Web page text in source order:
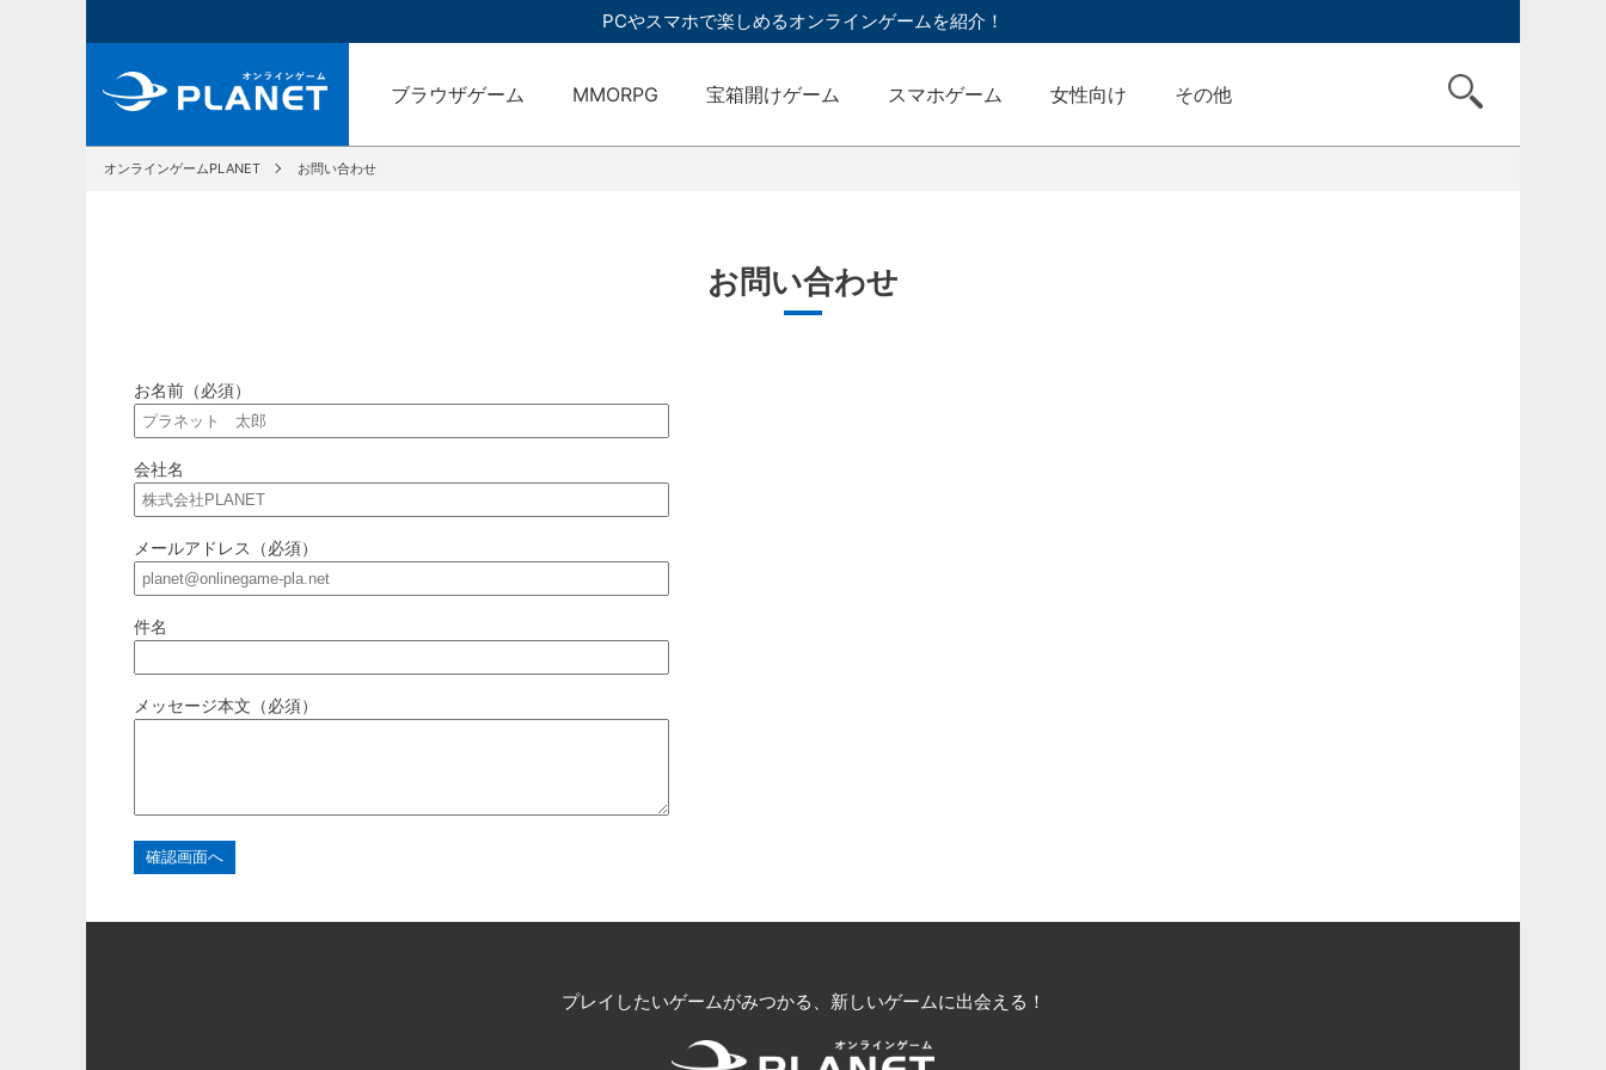
PCやスマホで楽しめるオンラインゲームを紹介！
ブラウザゲーム MMORPG 宝箱開けゲーム スマホゲーム 女性向け その他
オンラインゲームPLANET お問い合わせ
お問い合わせ
お名前（必須）
会社名
メールアドレス（必須）
件名
メッセージ本文（必須）
プレイしたいゲームがみつかる、新しいゲームに出会える！